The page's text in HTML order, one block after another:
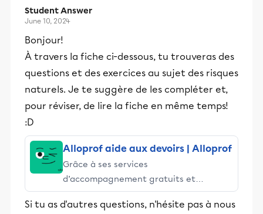
Student Answer
June 10, 2024
Bonjour!
À travers la fiche ci-dessous, tu trouveras des
questions et des exercices au sujet des risques
naturels. Je te suggère de les compléter et,
pour réviser, de lire la fiche en même temps!
:D
Alloprof aide aux devoirs | Alloprof
Grâce à ses services
d’accompagnement gratuits et
stimulants, Alloprof engage les élèves
et leurs parents dans la réussite
Si tu as d'autres questions, n'hésite pas à nous